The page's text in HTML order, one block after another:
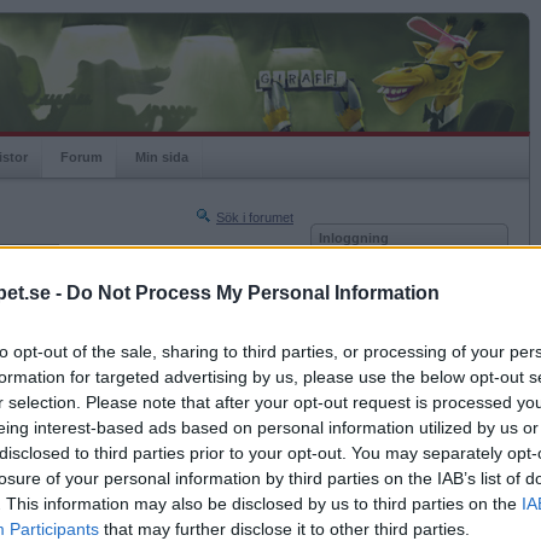
- Do Not Process My Personal Information
opt-out of the sale, sharing to third parties, or processing of your
for targeted advertising by us, please use the below opt-out
selection. Please note that after your opt-out request is processed
interest-based ads based on personal information utilized by us
to third parties prior to your opt-out. You may separately
of your personal information by third parties on the IAB’s list of
This information may also be disclosed by us to third parties on the
Participants that may further disclose it to other third parties.
Forum Min sida
Sök i forumet
Nästa sida »
2021-09-25 20:34
Inloggning
Kom ihåg mig
Glömt ditt lösenord?
Få ny aktiveringslänk
Betapet är gratis!